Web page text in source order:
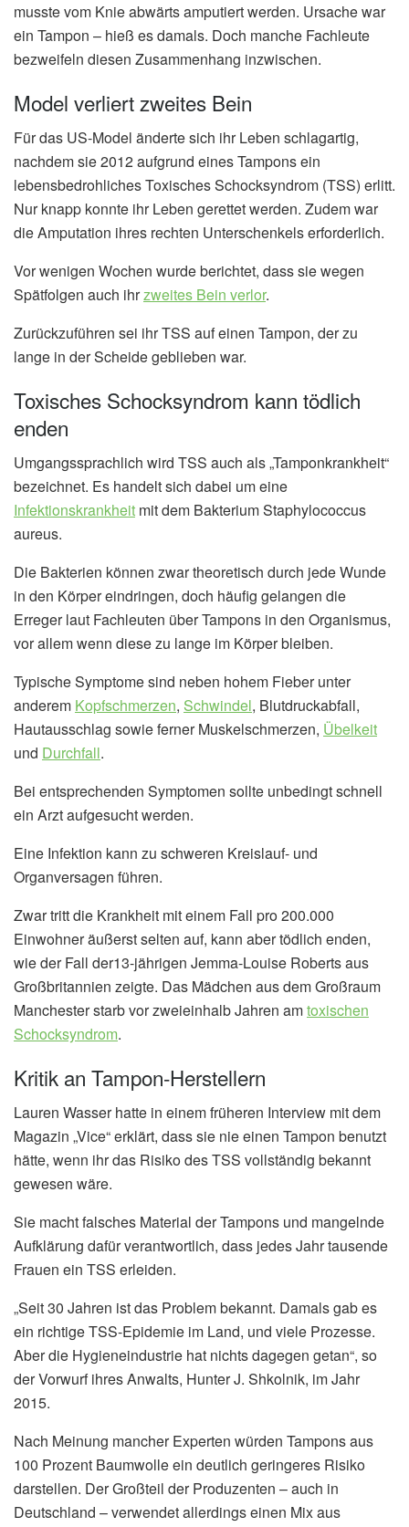
musste vom Knie abwärts amputiert werden. Ursache war
ein Tampon – hieß es damals. Doch manche Fachleute
bezweifeln diesen Zusammenhang inzwischen.
Model verliert zweites Bein
Für das US-Model änderte sich ihr Leben schlagartig,
nachdem sie 2012 aufgrund eines Tampons ein
lebensbedrohliches Toxisches Schocksyndrom (TSS) erlitt.
Nur knapp konnte ihr Leben gerettet werden. Zudem war
die Amputation ihres rechten Unterschenkels erforderlich.
Vor wenigen Wochen wurde berichtet, dass sie wegen
Spätfolgen auch ihrzweites Bein verlor.
Zurückzuführen sei ihr TSS auf einen Tampon, der zu
lange in der Scheide geblieben war.
Toxisches Schocksyndrom kann tödlich
enden
Umgangssprachlich wird TSS auch als „Tamponkrankheit“
bezeichnet. Es handelt sich dabei um eine
Infektionskrankheit mit dem Bakterium Staphylococcus
aureus.
Die Bakterien können zwar theoretisch durch jede Wunde
in den Körper eindringen, doch häufig gelangen die
Erreger laut Fachleuten über Tampons in den Organismus,
vor allem wenn diese zu lange im Körper bleiben.
Typische Symptome sind neben hohem Fieber unter
anderem Kopfschmerzen, Schwindel, Blutdruckabfall,
Hautausschlag sowie ferner Muskelschmerzen, Übelkeit
und Durchfall.
Bei entsprechenden Symptomen sollte unbedingt schnell
ein Arzt aufgesucht werden.
Eine Infektion kann zu schweren Kreislauf- und
Organversagen führen.
Zwar tritt die Krankheit mit einem Fall pro 200.000
Einwohner äußerst selten auf, kann aber tödlich enden,
wie der Fall der13-jährigen Jemma-Louise Roberts aus
Großbritannien zeigte. Das Mädchen aus dem Großraum
Manchester starb vor zweieinhalb Jahren amtoxischen
Schocksyndrom.
Kritik an Tampon-Herstellern
Lauren Wasser hatte in einem früheren Interview mit dem
Magazin „Vice“ erklärt, dass sie nie einen Tampon benutzt
hätte, wenn ihr das Risiko des TSS vollständig bekannt
gewesen wäre.
Sie macht falsches Material der Tampons und mangelnde
Aufklärung dafür verantwortlich, dass jedes Jahr tausende
Frauen ein TSS erleiden.
„Seit 30 Jahren ist das Problem bekannt. Damals gab es
ein richtige TSS-Epidemie im Land, und viele Prozesse.
Aber die Hygieneindustrie hat nichts dagegen getan“, so
der Vorwurf ihres Anwalts, Hunter J. Shkolnik, im Jahr
2015.
Nach Meinung mancher Experten würden Tampons aus
100 Prozent Baumwolle ein deutlich geringeres Risiko
darstellen. Der Großteil der Produzenten – auch in
Deutschland – verwendet allerdings einen Mix aus